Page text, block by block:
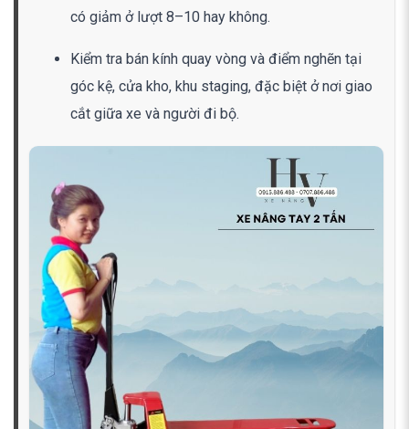
có giảm ở lượt 8–10 hay không.
Kiểm tra bán kính quay vòng và điểm nghẽn tại
góc kệ, cửa kho, khu staging, đặc biệt ở nơi giao
cắt giữa xe và người đi bộ.